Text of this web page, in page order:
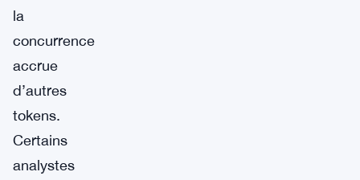
la
concurrence
accrue
d’autres
tokens.
Certains
analystes